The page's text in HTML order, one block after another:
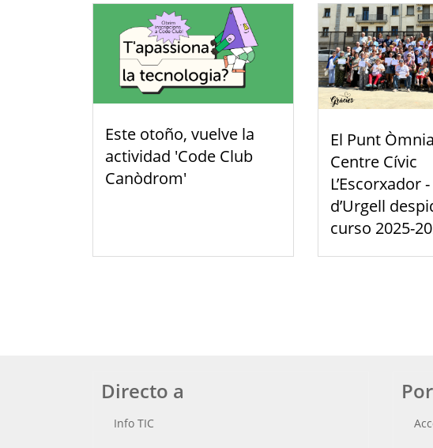
Este otoño, vuelve la
actividad 'Code Club
Canòdrom'
El Punt
Centre Cívic
L’Escorxador
d’Urgell
curso 2025-
Directo a
Info TIC